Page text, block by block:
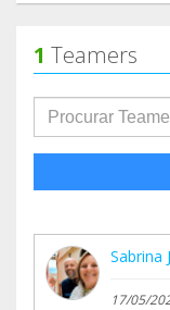
1 Teamers
Sabrina
17/05/